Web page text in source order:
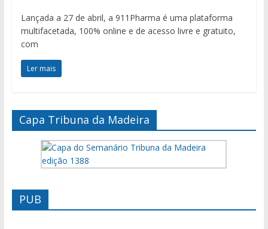
Lançada a 27 de abril, a 911Pharma é uma plataforma
multifacetada, 100% online e de acesso livre e gratuito,
com
Ler mais
Capa Tribuna da Madeira
PUB